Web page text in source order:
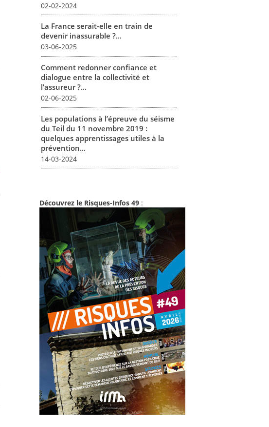
02-02-2024
La France serait-elle en train de
devenir inassurable ?...
03-06-2025
Comment redonner confiance et
dialogue entre la collectivité et
l’assureur ?...
02-06-2025
Les populations à l’épreuve du séisme
du Teil du 11 novembre 2019 :
quelques apprentissages utiles à la
prévention...
14-03-2024
Découvrez le Risques-Infos 49 :